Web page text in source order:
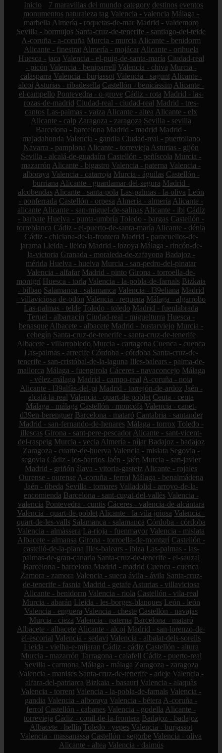
Inicio 7 maravillas del mundo category destinos eventos
monumentos naturaleza tag Valencia - valencia Málaga -
marbella Almería - roquetas-de-mar Madrid - valdemoro
Sevilla - bormujos Santa-cruz-de-tenerife - santiago-del-teide
A-coruña - a-coruña Murcia - murcia Alicante - benidorm
Alicante - finestrat Almería - mojácar Alicante - orihuela
Huesca - jaca Valencia - el-puig-de-santa-maría Ciudad-real
- picón Valencia - beniparrell Valencia - chiva Murcia -
calasparra Valencia - burjassot Valencia - sagunt Alicante -
alcoi Asturias - ribadesella Castellón - benicàssim Alicante -
el-campello Pontevedra - o-grove Cádiz - rota Madrid - las-
rozas-de-madrid Ciudad-real - ciudad-real Madrid - tres-
cantos Las-palmas - yaiza Alicante - altea Alicante - elx
Alicante - calp Zaragoza - zaragoza Sevilla - sevilla
Barcelona - barcelona Madrid - madrid Madrid -
majadahonda Valencia - gandia Ciudad-real - puertollano
Navarra - pamplona Alicante - torrevieja Asturias - gijón
Sevilla - alcalá-de-guadaíra Castellón - peñíscola Murcia -
mazarrón Alicante - bigastro Valencia - paterna Valencia -
alboraya Valencia - catarroja Murcia - águilas Castellón -
burriana Alicante - guardamar-del-segura Madrid -
alcobendas Alicante - santa-pola Las-palmas - la-oliva León
- ponferrada Castellón - orpesa Almería - almería Alicante -
alicante Alicante - san-miguel-de-salinas Alicante - ibi Cádiz
- barbate Huelva - punta-umbría Toledo - bargas Castellón -
torreblanca Cádiz - el-puerto-de-santa-maría Alicante - dénia
Cádiz - chiclana-de-la-frontera Madrid - paracuellos-de-
jarama Lleida - lleida Madrid - lozoya Málaga - rincón-de-
la-victoria Granada - moraleda-de-zafayona Badajoz -
mérida Huelva - huelva Murcia - san-pedro-del-pinatar
Valencia - alfafar Madrid - pinto Girona - torroella-de-
montgrí Huesca - torla Valencia - la-pobla-de-farnals Bizkaia
- bilbao Salamanca - salamanca Valencia - l39eliana Madrid
- villaviciosa-de-odón Valencia - requena Málaga - algarrobo
Las-palmas - telde Toledo - toledo Madrid - fuenlabrada
Teruel - albarracín Ciudad-real - miguelturra Huesca -
benasque Albacete - albacete Madrid - bustarviejo Murcia -
cehegín Santa-cruz-de-tenerife - santa-cruz-de-tenerife
Albacete - villarrobledo Murcia - cartagena Cuenca - cuenca
Las-palmas - arrecife Córdoba - córdoba Santa-cruz-de-
tenerife - san-cristóbal-de-la-laguna Illes-balears - palma-de-
mallorca Málaga - fuengirola Cáceres - navaconcejo Málaga
- vélez-málaga Madrid - campo-real A-coruña - noia
Alicante - l39alfàs-del-pi Madrid - torrejón-de-ardoz Jaén -
alcalá-la-real Valencia - quart-de-poblet Ceuta - ceuta
Málaga - málaga Castellón - moncofa Valencia - canet-
d39en-berenguer Barcelona - mataró Cantabria - santander
Madrid - san-fernando-de-henares Málaga - torrox Toledo -
illescas Girona - sant-pere-pescador Alicante - sant-vicent-
del-raspeig Murcia - yecla Almería - níjar Badajoz - badajoz
Zaragoza - cuarte-de-huerva Valencia - mislata Segovia -
segovia Cádiz - los-barrios Jaén - jaén Murcia - san-javier
Madrid - griñón álava - vitoria-gasteiz Alicante - rojales
Ourense - ourense A-coruña - ferrol Málaga - benalmádena
Jaén - úbeda Sevilla - tomares Valladolid - arroyo-de-la-
encomienda Barcelona - sant-cugat-del-vallès Valencia -
valencia Pontevedra - cuntis Cáceres - valencia-de-alcántara
Valencia - quart-de-poblet Alicante - la-vila-joiosa Valencia -
quart-de-les-valls Salamanca - salamanca Córdoba - córdoba
Valencia - almàssera La-rioja - fuenmayor Valencia - mislata
Albacete - almansa Girona - torroella-de-montgrí Castellón -
castelló-de-la-plana Illes-balears - ibiza Las-palmas - las-
palmas-de-gran-canaria Santa-cruz-de-tenerife - el-sauzal
Barcelona - barcelona Madrid - madrid Cuenca - cuenca
Zamora - zamora Valencia - sueca ávila - ávila Santa-cruz-
de-tenerife - fasnia Madrid - getafe Asturias - villaviciosa
Alicante - benidorm Valencia - riola Castellón - vila-real
Murcia - abarán Lleida - les-borges-blanques León - león
Valencia - enguera Valencia - cheste Castellón - navajas
Murcia - cieza Valencia - paterna Barcelona - mataró
Albacete - albacete Alicante - alcoi Madrid - san-lorenzo-de-
el-escorial Valencia - sedaví Valencia - albalat-dels-sorells
Lleida - vielha-e-mijaran Cádiz - cádiz Castellón - altura
Murcia - mazarrón Tarragona - calafell Cádiz - puerto-real
Sevilla - carmona Málaga - málaga Zaragoza - zaragoza
Valencia - manises Santa-cruz-de-tenerife - adeje Valencia -
alfara-del-patriarca Bizkaia - basauri Valencia - alaquàs
Valencia - torrent Valencia - la-pobla-de-farnals Valencia -
gandia Valencia - alboraya Valencia - bétera A-coruña -
ferrol Castellón - cabanes Valencia - godella Alicante -
torrevieja Cádiz - conil-de-la-frontera Badajoz - badajoz
Albacete - hellín Toledo - yepes Valencia - burjassot
Valencia - massanassa Castellón - segorbe Valencia - oliva
Alicante - altea Valencia - daimús